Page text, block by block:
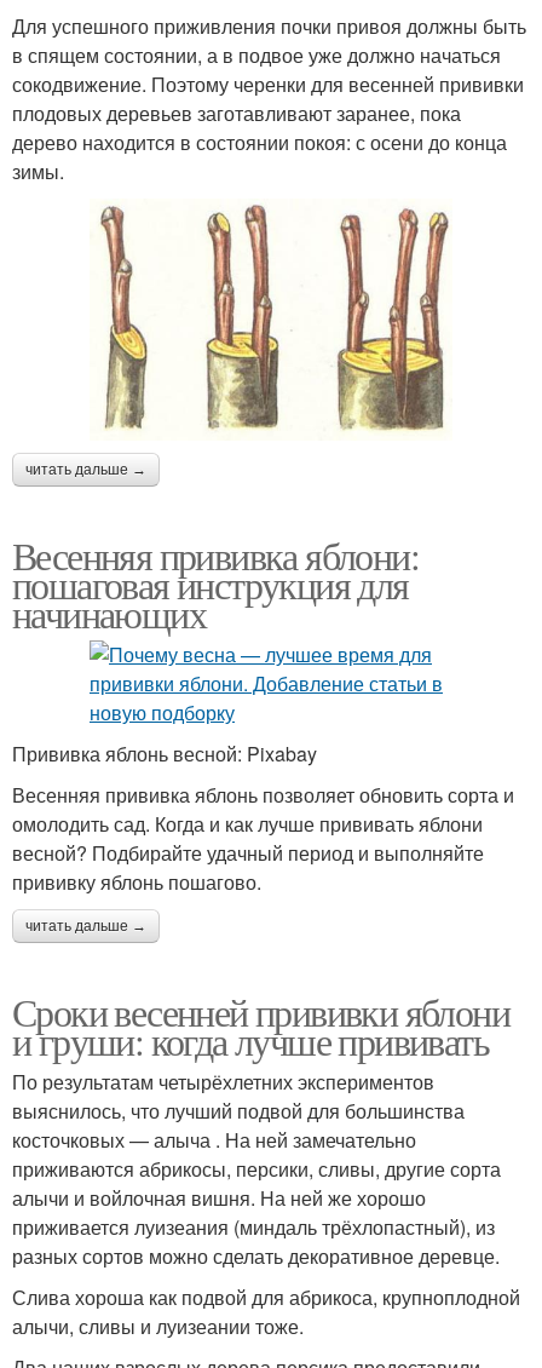
Для успешного приживления почки привоя должны быть
в спящем состоянии, а в подвое уже должно начаться
сокодвижение. Поэтому черенки для весенней прививки
плодовых деревьев заготавливают заранее, пока
дерево находится в состоянии покоя: с осени до конца
зимы.
читать дальше →
Весенняя прививка яблони:
пошаговая инструкция для
начинающих
Прививка яблонь весной: Pixabay
Весенняя прививка яблонь позволяет обновить сорта и
омолодить сад. Когда и как лучше прививать яблони
весной? Подбирайте удачный период и выполняйте
прививку яблонь пошагово.
читать дальше →
Сроки весенней прививки яблони
и груши: когда лучше прививать
По результатам четырёхлетних экспериментов
выяснилось, что лучший подвой для большинства
косточковых — алыча . На ней замечательно
приживаются абрикосы, персики, сливы, другие сорта
алычи и войлочная вишня. На ней же хорошо
приживается луизеания (миндаль трёхлопастный), из
разных сортов можно сделать декоративное деревце.
Слива хороша как подвой для абрикоса, крупноплодной
алычи, сливы и луизеании тоже.